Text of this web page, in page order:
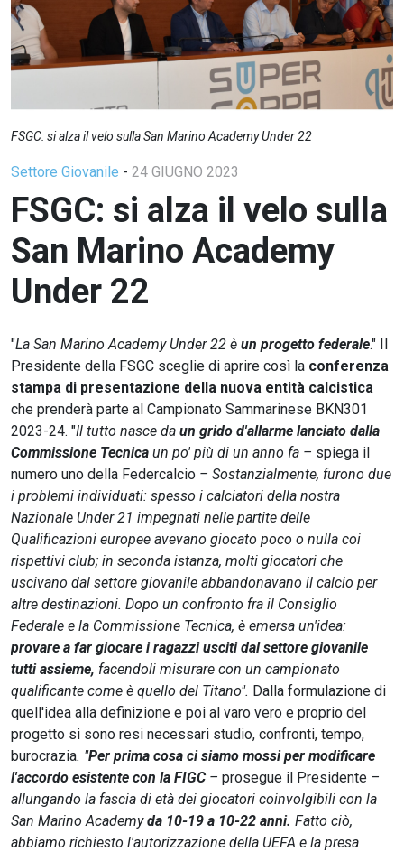
FSGC: si alza il velo sulla San Marino Academy Under 22
Settore Giovanile - 24 GIUGNO 2023
FSGC: si alza il velo sulla
San Marino Academy
Under 22
"La San Marino Academy Under 22 è un progetto federale." Il
Presidente della FSGC sceglie di aprire così la conferenza
stampa di presentazione della nuova entità calcistica
che prenderà parte al Campionato Sammarinese BKN301
2023-24. "Il tutto nasce da un grido d'allarme lanciato dalla
Commissione Tecnica un po' più di un anno fa – spiega il
numero uno della Federcalcio – Sostanzialmente, furono due
i problemi individuati: spesso i calciatori della nostra
Nazionale Under 21 impegnati nelle partite delle
Qualificazioni europee avevano giocato poco o nulla coi
rispettivi club; in seconda istanza, molti giocatori che
uscivano dal settore giovanile abbandonavano il calcio per
altre destinazioni. Dopo un confronto fra il Consiglio
Federale e la Commissione Tecnica, è emersa un'idea:
provare a far giocare i ragazzi usciti dal settore giovanile
tutti assieme, facendoli misurare con un campionato
qualificante come è quello del Titano". Dalla formulazione di
quell'idea alla definizione e poi al varo vero e proprio del
progetto si sono resi necessari studio, confronti, tempo,
burocrazia. "Per prima cosa ci siamo mossi per modificare
l'accordo esistente con la FIGC– prosegue il Presidente –
allungando la fascia di età dei giocatori coinvolgibili con la
San Marino Academyda 10-19 a 10-22 anni. Fatto ciò,
abbiamo richiesto l'autorizzazione della UEFA e la presa